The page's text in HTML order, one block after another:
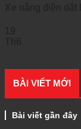
BÀI VIẾT MỚI
Bài viết gần đây